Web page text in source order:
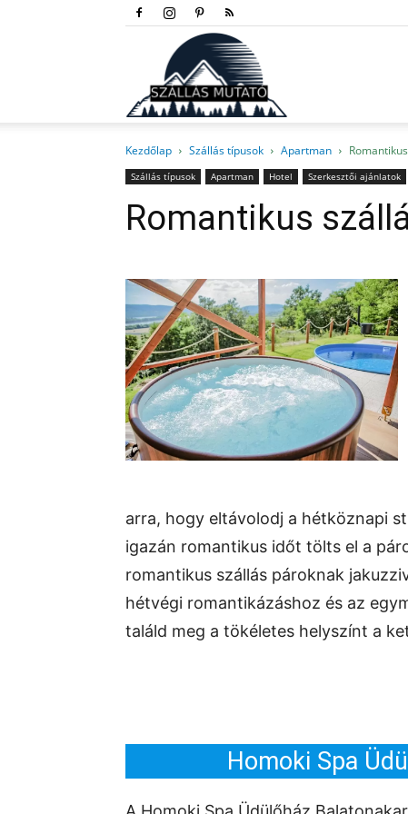
mutató
Kezdőlap Szállás típusok Apartman
Szállás típusok Apartman Hotel Szerkesztői ajánlatok
Romantikus
arra, hogy eltávolodj a hétköznapi
igazán romantikus időt tölts el a
romantikus szállás pároknak
hétvégi romantikázáshoz és az
találd meg a tökéletes helyszínt a
Homoki Spa